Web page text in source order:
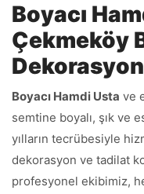
Boyacı
Çekmeköy
Boyacı Hamdi Usta ve
semtine boyalı, şık ve
yılların tecrübesiyle
dekorasyon ve tadilat
profesyonel ekibimiz,